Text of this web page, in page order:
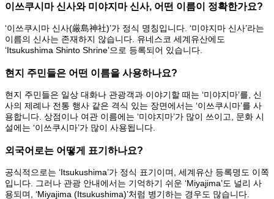
이쓰쿠시마 신사와 미야지마 신사, 어떤 이름이 정확한가요?
‘이쓰쿠시마 신사(厳島神社)’가 정식 명칭입니다. ‘미야지마 신사’라는
이름의 신사는 존재하지 않습니다. 유네스코 세계유산에도
‘Itsukushima Shinto Shrine’으로 등록되어 있습니다.
현지 주민들은 어떤 이름을 사용하나요?
현지 주민들은 일상 대화나 관광객과 이야기할 때는 ‘미야지마’를, 신
사의 제례나 전통 행사 같은 격식 있는 장면에서는 ‘이쓰쿠시마’를 사
용합니다. 상점이나 여관 이름에는 ‘미야지마’가 많이 쓰이고, 문화 시
설에는 ‘이쓰쿠시마’가 많이 사용됩니다.
외국어로는 어떻게 표기하나요?
공식적으로는 ‘Itsukushima’가 정식 표기이며, 세계유산 등록명도 이쪽
입니다. 그러나 관광 안내에서는 기억하기 쉬운 ‘Miyajima’도 널리 사
용되며, ‘Miyajima (Itsukushima)’처럼 병기하는 경우도 많습니다.